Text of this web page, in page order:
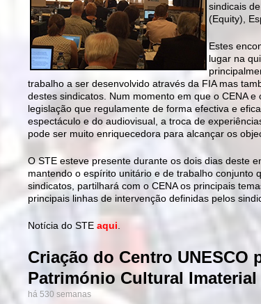
sindicais
(Equity),
Estes
lugar na
trabalho a ser desenvolvido através da FIA mas
destes sindicatos. Num momento em que o CENA
legislação que regulamente de forma efectiva e
espectáculo e do audiovisual, a troca de
pode ser muito enriquecedora para alcançar os
O STE esteve presente durante os dois dias deste
mantendo o espírito unitário e de trabalho conjunto
sindicatos, partilhará com o CENA os principais
principais linhas de intervenção definidas pelos
Notícia do STE aqui
Criação do Centro UNESCO
Património Cultural Imaterial
há 530 semanas